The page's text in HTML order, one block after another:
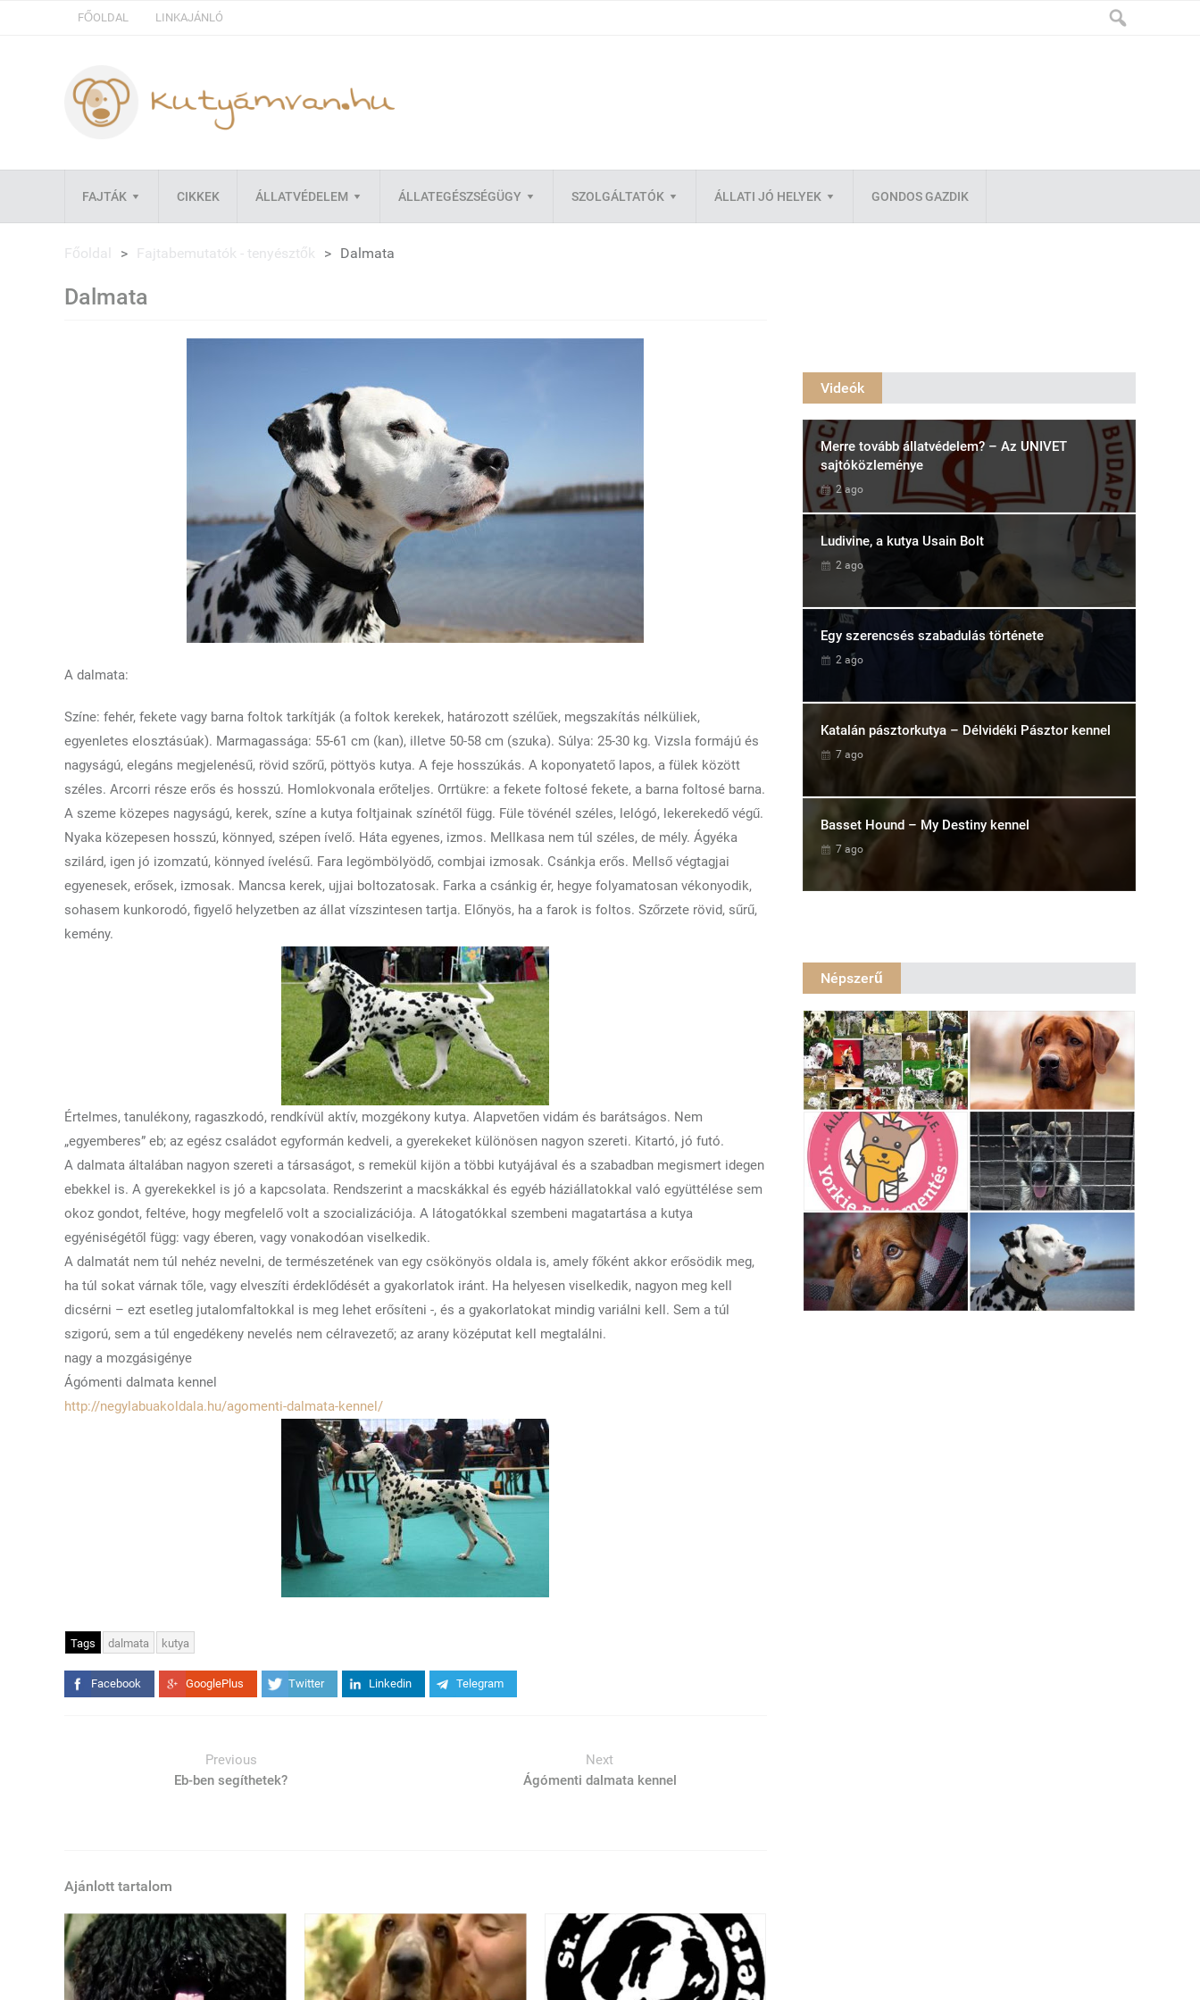
FŐOLDAL LINKAJÁNLÓ
FAJTÁK CIKKEK ÁLLATVÉDELEM ÁLLATEGÉSZSÉGÜGY SZOLGÁLTATÓK ÁLLATI JÓ HELYEK GONDOS GAZDIK
Főoldal > Fajtabemutatók - tenyésztők > Dalmata
Dalmata
A dalmata:
Színe: fehér, fekete vagy barna foltok tarkítják (a foltok kerekek, határozott szélűek, megszakítás nélküliek,
egyenletes elosztásúak). Marmagassága: 55-61 cm (kan), illetve 50-58 cm (szuka). Súlya: 25-30 kg. Vizsla formájú és
nagyságú, elegáns megjelenésű, rövid szőrű, pöttyös kutya. A feje hosszúkás. A koponyatető lapos, a fülek között
széles. Arcorri része erős és hosszú. Homlokvonala erőteljes. Orrtükre: a fekete foltosé fekete, a barna foltosé barna.
A szeme közepes nagyságú, kerek, színe a kutya foltjainak színétől függ. Füle tövénél széles, lelógó, lekerekedő végű.
Nyaka közepesen hosszú, könnyed, szépen ívelő. Háta egyenes, izmos. Mellkasa nem túl széles, de mély. Ágyéka
szilárd, igen jó izomzatú, könnyed ívelésű. Fara legömbölyödő, combjai izmosak. Csánkja erős. Mellső végtagjai
egyenesek, erősek, izmosak. Mancsa kerek, ujjai boltozatosak. Farka a csánkig ér, hegye folyamatosan vékonyodik,
sohasem kunkorodó, figyelő helyzetben az állat vízszintesen tartja. Előnyös, ha a farok is foltos. Szőrzete rövid, sűrű,
kemény.
Értelmes, tanulékony, ragaszkodó, rendkívül aktív, mozgékony kutya. Alapvetően vidám és barátságos. Nem
„egyemberes” eb; az egész családot egyformán kedveli, a gyerekeket különösen nagyon szereti. Kitartó, jó futó.
A dalmata általában nagyon szereti a társaságot, s remekül kijön a többi kutyájával és a szabadban megismert idegen
ebekkel is. A gyerekekkel is jó a kapcsolata. Rendszerint a macskákkal és egyéb háziállatokkal való együttélése sem
okoz gondot, feltéve, hogy megfelelő volt a szocializációja. A látogatókkal szembeni magatartása a kutya
egyéniségétől függ: vagy éberen, vagy vonakodóan viselkedik.
A dalmatát nem túl nehéz nevelni, de természetének van egy csökönyös oldala is, amely főként akkor erősödik meg,
ha túl sokat várnak tőle, vagy elveszíti érdeklődését a gyakorlatok iránt. Ha helyesen viselkedik, nagyon meg kell
dicsérni – ezt esetleg jutalomfaltokkal is meg lehet erősíteni -, és a gyakorlatokat mindig variálni kell. Sem a túl
szigorú, sem a túl engedékeny nevelés nem célravezető; az arany középutat kell megtalálni.
nagy a mozgásigénye
Ágómenti dalmata kennel
http://negylabuakoldala.hu/agomenti-dalmata-kennel/
Tags dalmata kutya
Facebook GooglePlus Twitter Linkedin Telegram
Previous
Eb-ben segíthetek?
Next
Ágómenti dalmata kennel
Ajánlott tartalom
Videók
Merre tovább állatvédelem? – Az UNIVET
sajtóközleménye
2 ago
Ludivine, a kutya Usain Bolt
2 ago
Egy szerencsés szabadulás története
2 ago
Katalán pásztorkutya – Délvidéki Pásztor kennel
7 ago
Basset Hound – My Destiny kennel
7 ago
Népszerű